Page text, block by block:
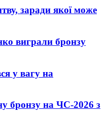
заради якої може
виграли бронзу
у вагу на
бронзу на ЧС-2026 з